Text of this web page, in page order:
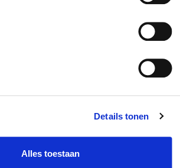
Details tonen
Alles toestaan
volgende realisatie